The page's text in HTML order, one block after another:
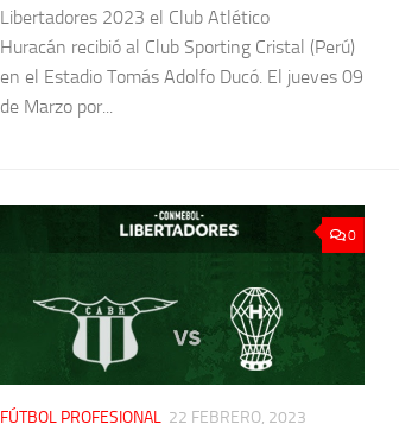
Libertadores 2023 el Club Atlético
Huracán recibió al Club Sporting Cristal (Perú)
en el Estadio Tomás Adolfo Ducó. El jueves 09
de Marzo por...
0
FÚTBOL PROFESIONAL 22 FEBRERO, 2023